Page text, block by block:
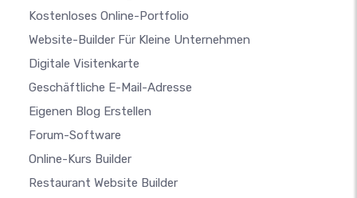
Kostenloses Online-Portfolio
Website-Builder Für Kleine Unternehmen
Digitale Visitenkarte
Geschäftliche E-Mail-Adresse
Eigenen Blog Erstellen
Forum-Software
Online-Kurs Builder
Restaurant Website Builder